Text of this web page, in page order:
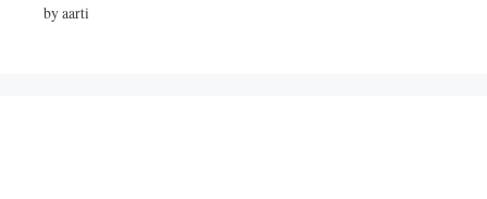
by aarti